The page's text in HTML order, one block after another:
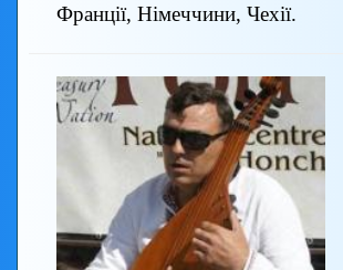
Франції, Німеччини, Чехії.